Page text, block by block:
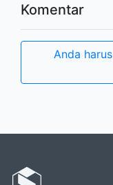
Komentar
Anda harus